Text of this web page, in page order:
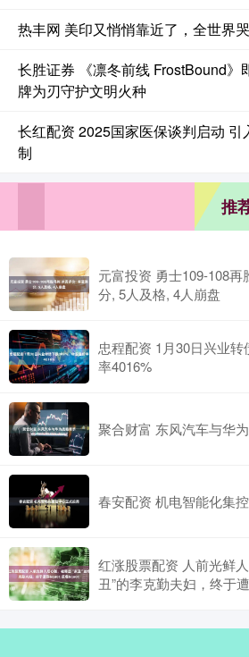
热丰网 美印又悄悄靠近了，全世界
长胜证券 《凛冬前线 FrostBound》
牌为刃守护文明火种
长红配资 2025国家医保谈判启动 引
制
推
元富投资 勇士109-108
分, 5人及格, 4人崩盘
忠程配资 1月30日兴业
率4016%
聚合财富 东风汽车与华
春安配资 机电智能化集
红涨股票配资 人前光鲜
丑”的李克勤夫妇，终于